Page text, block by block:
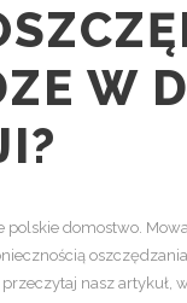
W
polskie domostwo.
nasz